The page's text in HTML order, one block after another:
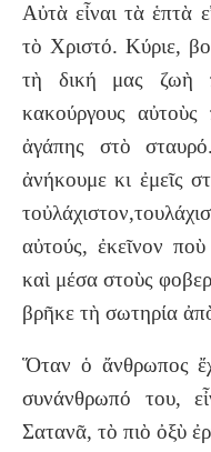
Αὐτὰ εἶναι τὰ ἑπτὰ
τὸ Χριστό. Κύριε,
τὴ δική μας ζωὴ
κακούργους
ἀγάπης στὸ
ἀνήκουμε κι ἐμεῖς
αὐτούς, ἐκεῖνον
καὶ μέσα στοὺς
βρῆκε τὴ σωτηρία
Ὅταν ὁ ἄνθρωπος
συνάνθρωπό του,
Σατανᾶ, τὸ πιὸ ὀξὺ